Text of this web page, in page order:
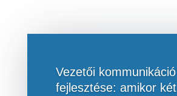
Vezetői kommunikáció
fejlesztése: amikor két